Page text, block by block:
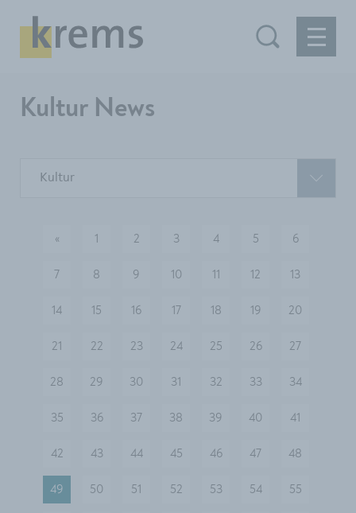
Kultur News
Kultur
vorherige
« 1 2 3 4 5 6
7 8 9 10 11 12 13
14 15 16 17 18 19 20
21 22 23 24 25 26 27
28 29 30 31 32 33 34
35 36 37 38 39 40 41
42 43 44 45 46 47 48
49 50 51 52 53 54 55